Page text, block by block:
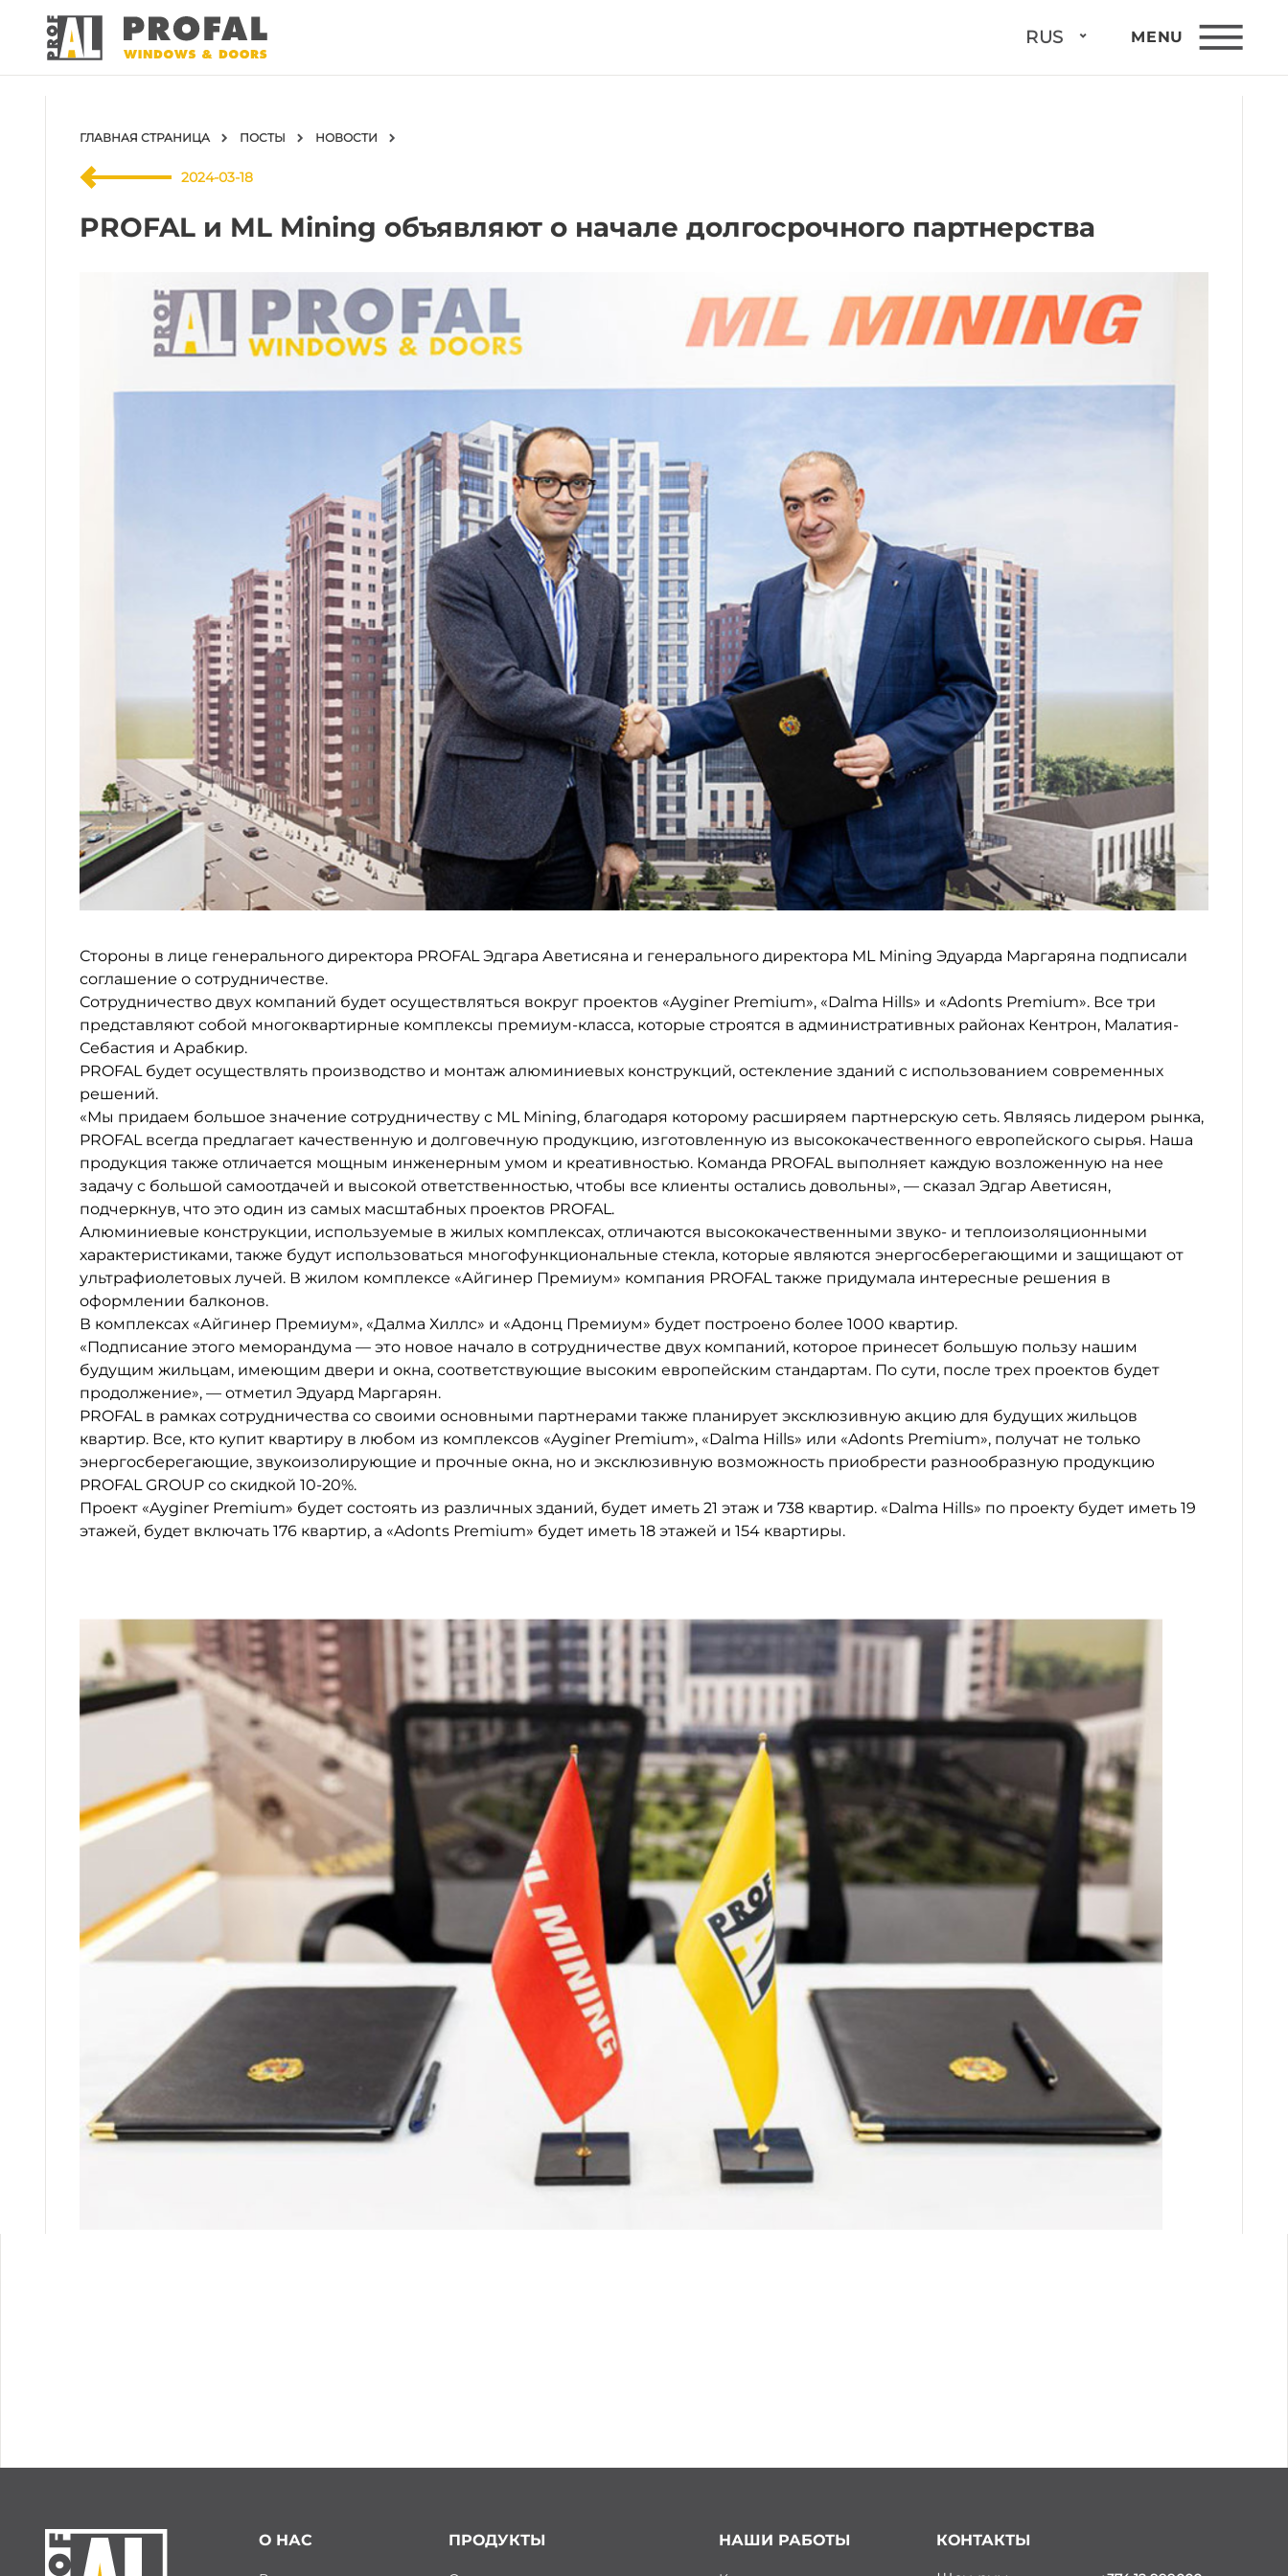
RUS MENU
ДВЕРИ
СТЕКЛЯННЫЕ
ФАСАДЫ
ДРУГИЕ ПРОДУКТЫ
МЕБЕЛЬ
ПРОЕКТЫ
ГЛАВНАЯ СТРАНИЦА ПОСТЫ НОВОСТИ
2024-03-18
PROFAL и ML Mining объявляют о начале долгосрочного партнерства
Стороны в лице генерального директора PROFAL Эдгара Аветисяна и генерального директора ML Mining Эдуарда Маргаряна подписали
соглашение о сотрудничестве.
Сотрудничество двух компаний будет осуществляться вокруг проектов «Ayginer Premium», «Dalma Hills» и «Adonts Premium». Все три
представляют собой многоквартирные комплексы премиум-класса, которые строятся в административных районах Кентрон, Малатия-
Себастия и Арабкир.
PROFAL будет осуществлять производство и монтаж алюминиевых конструкций, остекление зданий с использованием современных
решений.
«Мы придаем большое значение сотрудничеству с ML Mining, благодаря которому расширяем партнерскую сеть. Являясь лидером рынка,
PROFAL всегда предлагает качественную и долговечную продукцию, изготовленную из высококачественного европейского сырья. Наша
продукция также отличается мощным инженерным умом и креативностью. Команда PROFAL выполняет каждую возложенную на нее
задачу с большой самоотдачей и высокой ответственностью, чтобы все клиенты остались довольны», — сказал Эдгар Аветисян,
подчеркнув, что это один из самых масштабных проектов PROFAL.
Алюминиевые конструкции, используемые в жилых комплексах, отличаются высококачественными звуко- и теплоизоляционными
характеристиками, также будут использоваться многофункциональные стекла, которые являются энергосберегающими и защищают от
ультрафиолетовых лучей. В жилом комплексе «Айгинер Премиум» компания PROFAL также придумала интересные решения в
оформлении балконов.
В комплексах «Айгинер Премиум», «Далма Хиллс» и «Адонц Премиум» будет построено более 1000 квартир.
«Подписание этого меморандума — это новое начало в сотрудничестве двух компаний, которое принесет большую пользу нашим
будущим жильцам, имеющим двери и окна, соответствующие высоким европейским стандартам. По сути, после трех проектов будет
продолжение», — отметил Эдуард Маргарян.
PROFAL в рамках сотрудничества со своими основными партнерами также планирует эксклюзивную акцию для будущих жильцов
квартир. Все, кто купит квартиру в любом из комплексов «Ayginer Premium», «Dalma Hills» или «Adonts Premium», получат не только
энергосберегающие, звукоизолирующие и прочные окна, но и эксклюзивную возможность приобрести разнообразную продукцию
PROFAL GROUP со скидкой 10-20%.
Проект «Ayginer Premium» будет состоять из различных зданий, будет иметь 21 этаж и 738 квартир. «Dalma Hills» по проекту будет иметь 19
этажей, будет включать 176 квартир, а «Adonts Premium» будет иметь 18 этажей и 154 квартиры.
О НАС ПРОДУКТЫ НАШИ РАБОТЫ КОНТАКТЫ